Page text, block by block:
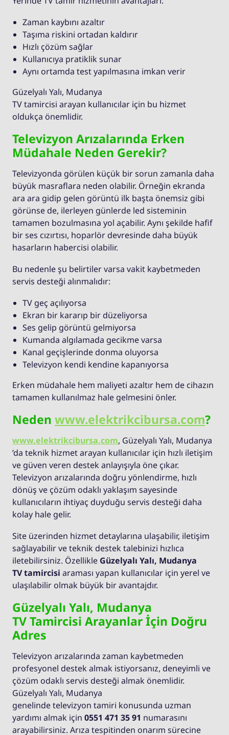
Zaman kaybını azaltır
Taşıma riskini ortadan kaldırır
Hızlı çözüm sağlar
Kullanıcıya pratiklik sunar
Aynı ortamda test yapılmasına imkan verir
Güzelyalı Yalı, Mudanya
TV tamircisi arayan kullanıcılar için bu hizmet
oldukça önemlidir.
Televizyon Arızalarında Erken
Müdahale Neden Gerekir?
Televizyonda görülen küçük bir sorun zamanla daha
büyük masraflara neden olabilir. Örneğin ekranda
ara ara gidip gelen görüntü ilk başta önemsiz gibi
görünse de, ilerleyen günlerde led sisteminin
tamamen bozulmasına yol açabilir. Aynı şekilde hafif
bir ses cızırtısı, hoparlör devresinde daha büyük
hasarların habercisi olabilir.
Bu nedenle şu belirtiler varsa vakit kaybetmeden
servis desteği alınmalıdır:
TV geç açılıyorsa
Ekran bir kararıp bir düzeliyorsa
Ses gelip görüntü gelmiyorsa
Kumanda algılamada gecikme varsa
Kanal geçişlerinde donma oluyorsa
Televizyon kendi kendine kapanıyorsa
Erken müdahale hem maliyeti azaltır hem de cihazın
tamamen kullanılmaz hale gelmesini önler.
Neden www.elektrikcibursa.com?
www.elektrikcibursa.com, Güzelyalı Yalı, Mudanya
’da teknik hizmet arayan kullanıcılar için hızlı iletişim
ve güven veren destek anlayışıyla öne çıkar.
Televizyon arızalarında doğru yönlendirme, hızlı
dönüş ve çözüm odaklı yaklaşım sayesinde
kullanıcıların ihtiyaç duyduğu servis desteği daha
kolay hale gelir.
Site üzerinden hizmet detaylarına ulaşabilir, iletişim
sağlayabilir ve teknik destek talebinizi hızlıca
iletebilirsiniz. Özellikle Güzelyalı Yalı, Mudanya
TV tamircisi araması yapan kullanıcılar için yerel ve
ulaşılabilir olmak büyük bir avantajdır.
Güzelyalı Yalı, Mudanya
TV Tamircisi Arayanlar İçin Doğru
Adres
Televizyon arızalarında zaman kaybetmeden
profesyonel destek almak istiyorsanız, deneyimli ve
çözüm odaklı servis desteği almak önemlidir.
Güzelyalı Yalı, Mudanya
genelinde televizyon tamiri konusunda uzman
yardımı almak için 0551 471 35 91 numarasını
arayabilirsiniz. Arıza tespitinden onarım sürecine